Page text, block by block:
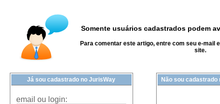
Somente usuários cadastrados podem
Para comentar este artigo, entre com seu e-mail
site.
Já sou cadastrado no JurisWay
email ou login:
Não sou cadastrado